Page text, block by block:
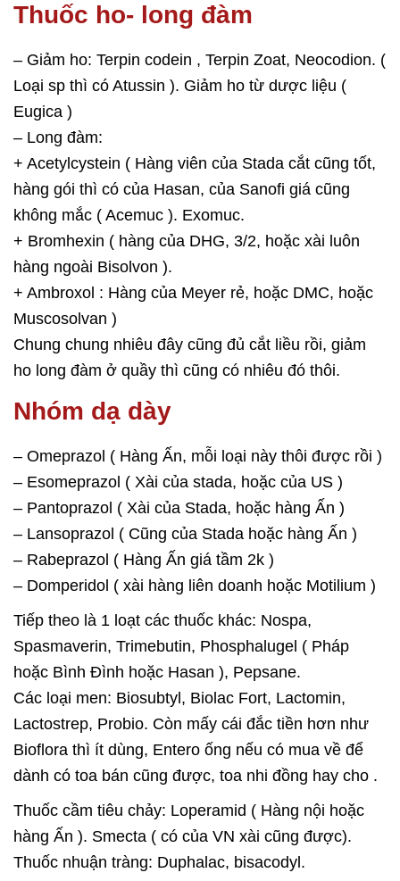
Thuốc ho- long đàm
– Giảm ho: Terpin codein , Terpin Zoat, Neocodion. (
Loại sp thì có Atussin ). Giảm ho từ dược liệu (
Eugica )
– Long đàm:
+ Acetylcystein ( Hàng viên của Stada cắt cũng tốt,
hàng gói thì có của Hasan, của Sanofi giá cũng
không mắc ( Acemuc ). Exomuc.
+ Bromhexin ( hàng của DHG, 3/2, hoặc xài luôn
hàng ngoài Bisolvon ).
+ Ambroxol : Hàng của Meyer rẻ, hoặc DMC, hoặc
Muscosolvan )
Chung chung nhiêu đây cũng đủ cắt liều rồi, giảm
ho long đàm ở quầy thì cũng có nhiêu đó thôi.
Nhóm dạ dày
– Omeprazol ( Hàng Ấn, mỗi loại này thôi được rồi )
– Esomeprazol ( Xài của stada, hoặc của US )
– Pantoprazol ( Xài của Stada, hoặc hàng Ấn )
– Lansoprazol ( Cũng của Stada hoặc hàng Ấn )
– Rabeprazol ( Hàng Ấn giá tầm 2k )
– Domperidol ( xài hàng liên doanh hoặc Motilium )
Tiếp theo là 1 loạt các thuốc khác: Nospa,
Spasmaverin, Trimebutin, Phosphalugel ( Pháp
hoặc Bình Đình hoặc Hasan ), Pepsane.
Các loại men: Biosubtyl, Biolac Fort, Lactomin,
Lactostrep, Probio. Còn mấy cái đắc tiền hơn như
Bioflora thì ít dùng, Entero ống nếu có mua về để
dành có toa bán cũng được, toa nhi đồng hay cho .
Thuốc cầm tiêu chảy: Loperamid ( Hàng nội hoặc
hàng Ấn ). Smecta ( có của VN xài cũng được).
Thuốc nhuận tràng: Duphalac, bisacodyl.